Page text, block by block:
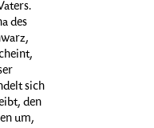
des
sich
den
um,